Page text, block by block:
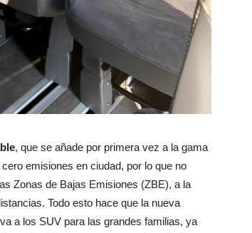
, que se añade por primera vez a la gama
emisiones en ciudad, por lo que no
Zonas de Bajas Emisiones (ZBE), a la
Todo esto hace que la nueva
a los SUV para las grandes familias, ya